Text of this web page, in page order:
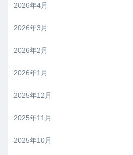
2026年4月
2026年3月
2026年2月
2026年1月
2025年12月
2025年11月
2025年10月